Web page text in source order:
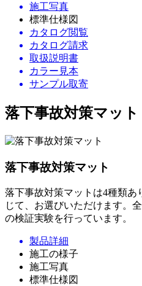
施工写真
標準仕様図
カタログ閲覧
カタログ請求
取扱説明書
カラー見本
サンプル取寄
落下事故対策マット
落下事故対策マット
落下事故対策マットは4種類
じて、お選びいただけます。
の検証実験を行っています。
製品詳細
施工の様子
施工写真
標準仕様図